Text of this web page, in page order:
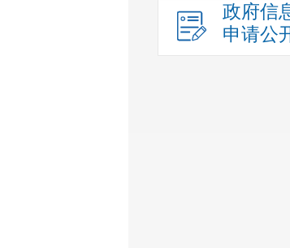
政府信
申请公